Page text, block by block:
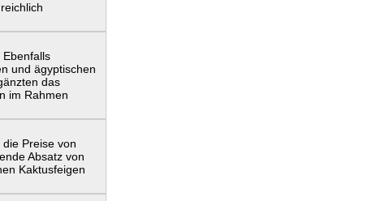
und ägyptischen
das
im Rahmen
Preise von
Absatz von
Kaktusfeigen